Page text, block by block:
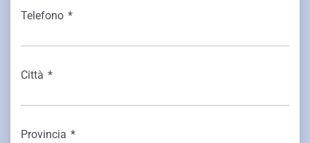
Telefono *
Città *
Provincia *